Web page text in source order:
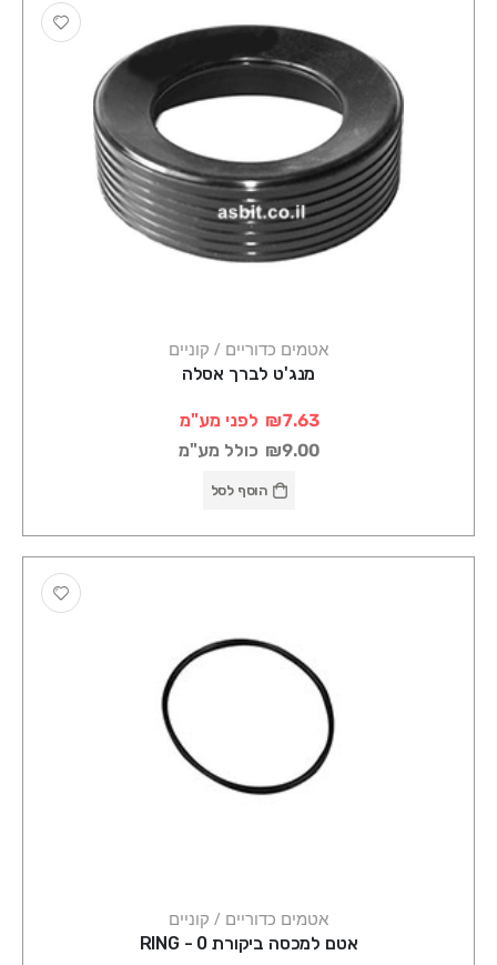
אטמים כדוריים / קוניים
מנג'ט לברך אסלה
₪7.63 לפני מע"מ
₪9.00 כולל מע"מ
הוסף לסל
אטמים כדוריים / קוניים
אטם למכסה ביקורת 0 - RING